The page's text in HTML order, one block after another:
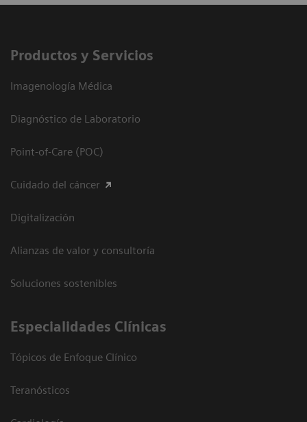
Productos y Servicios
Imagenología Médica
Diagnóstico de Laboratorio
Point-of-Care (POC)
Cuidado del cáncer
Digitalización
Alianzas de valor y consultoría
Soluciones sostenibles
Especialidades Clínicas
Tópicos de Enfoque Clínico
Teranósticos